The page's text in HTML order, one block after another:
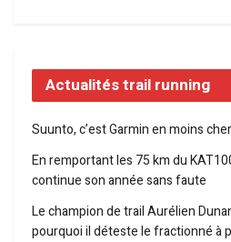
Actualités trail running
Suunto, c’est Garmin en moins cher
En remportant les 75 km du
continue son année sans faute
Le champion de trail Aurélien
pourquoi il déteste le fractionné à